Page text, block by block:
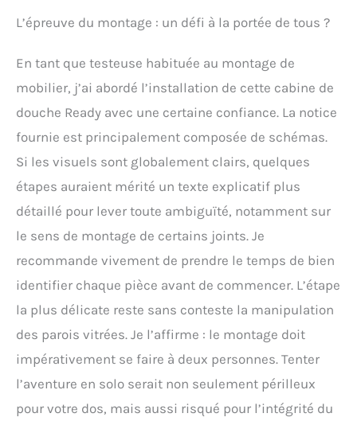
L’épreuve du montage : un défi à la portée de tous ?
En tant que testeuse habituée au montage de
mobilier, j’ai abordé l’installation de cette cabine de
douche Ready avec une certaine confiance. La notice
fournie est principalement composée de schémas.
Si les visuels sont globalement clairs, quelques
étapes auraient mérité un texte explicatif plus
détaillé pour lever toute ambiguïté, notamment sur
le sens de montage de certains joints. Je
recommande vivement de prendre le temps de bien
identifier chaque pièce avant de commencer. L’étape
la plus délicate reste sans conteste la manipulation
des parois vitrées. Je l’affirme : le montage doit
impérativement se faire à deux personnes. Tenter
l’aventure en solo serait non seulement périlleux
pour votre dos, mais aussi risqué pour l’intégrité du